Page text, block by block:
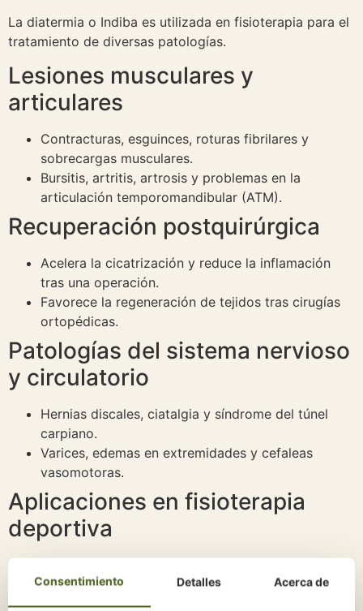
La diatermia o Indiba es utilizada en fisioterapia para el
tratamiento de diversas patologías.
Lesiones musculares y
articulares
Contracturas, esguinces, roturas fibrilares y
sobrecargas musculares.
Bursitis, artritis, artrosis y problemas en la
articulación temporomandibular (ATM).
Recuperación postquirúrgica
Acelera la cicatrización y reduce la inflamación
tras una operación.
Favorece la regeneración de tejidos tras cirugías
ortopédicas.
Patologías del sistema nervioso
y circulatorio
Hernias discales, ciatalgia y síndrome del túnel
carpiano.
Varices, edemas en extremidades y cefaleas
vasomotoras.
Aplicaciones en fisioterapia
deportiva
Prevención y recuperación de sobrecargas
musculares.
Consentimiento Detalles Acerca de